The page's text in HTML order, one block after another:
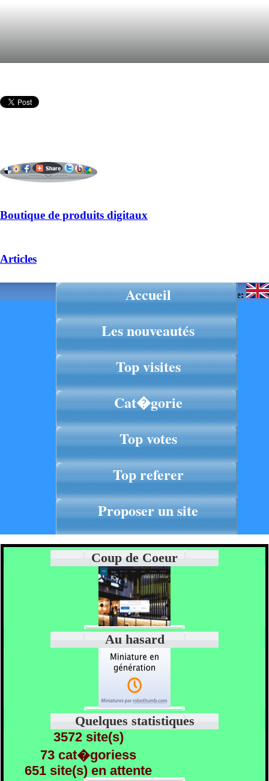
Boutique de produits digitaux
Articles
Langue:
Accueil
Les nouveautés
Top visites
Cat�gorie
Top votes
Top referer
Proposer un site
Coup de Coeur
Au hasard
Quelques statistiques
3572 site(s)
73 cat�goriess
651 site(s) en attente